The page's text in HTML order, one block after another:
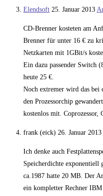
Elendsoft 25. Januar 2013
CD-Brenner kosteten am
Brenner für unter 16 € zu
Netzkarten mit 1GBit/s
Ein dazu passender Switch
heute 25 €.
Noch extremer wird das bei
den Prozessorchip
kostenlos mit. Coprozessor,
frank (eick) 26. Januar 2013
Ich denke auch
Speicherdichte exponentiell
ca.1987 hatte 20 MB. Der
ein kompletter Rechner